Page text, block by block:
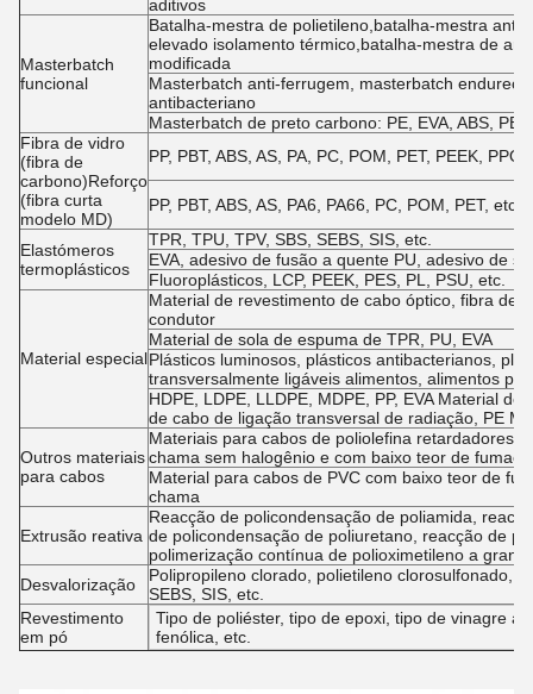
aditivos
Masterbatch
funcional
Batalha-mestra de polietileno,batalha-mestra
elevado isolamento térmico,batalha-mestra de
modificada
Masterbatch anti-ferrugem, masterbatch
antibacteriano
Masterbatch de preto carbono: PE, EVA, ABS,
Fibra de vidro
(fibra de
carbono)Reforço
(fibra curta
modelo MD)
PP, PBT, ABS, AS, PA, PC, POM, PET, PEEK,
PP, PBT, ABS, AS, PA6, PA66, PC, POM, PET,
Elastómeros
termoplásticos
TPR, TPU, TPV, SBS, SEBS, SIS, etc.
EVA, adesivo de fusão a quente PU, adesivo de
Fluoroplásticos, LCP, PEEK, PES, PL, PSU, etc.
Material especial
Material de revestimento de cabo óptico, fibra de
condutor
Material de sola de espuma de TPR, PU, EVA
Plásticos luminosos, plásticos antibacterianos,
transversalmente ligáveis alimentos, alimentos
HDPE, LDPE, LLDPE, MDPE, PP, EVA Material
de cabo de ligação transversal de radiação, PE
Outros materiais
para cabos
Materiais para cabos de poliolefina retardadores
chama sem halogênio e com baixo teor de fumaça
Material para cabos de PVC com baixo teor de
chama
Extrusão reativa
Reacção de policondensação de poliamida,
de policondensação de poliuretano, reacção de
polimerização contínua de polioximetileno a
Desvalorização
Polipropileno clorado, polietileno clorosulfonado,
SEBS, SIS, etc.
Revestimento
em pó
Tipo de poliéster, tipo de epoxi, tipo de vinagre
fenólica, etc.